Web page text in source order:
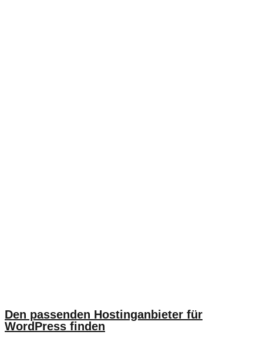
Den passenden Hostinganbieter für
WordPress finden